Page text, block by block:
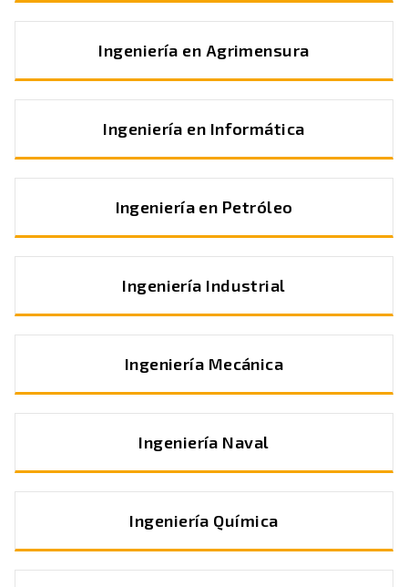
Ingeniería en Agrimensura
Ingeniería en Informática
Ingeniería en Petróleo
Ingeniería Industrial
Ingeniería Mecánica
Ingeniería Naval
Ingeniería Química